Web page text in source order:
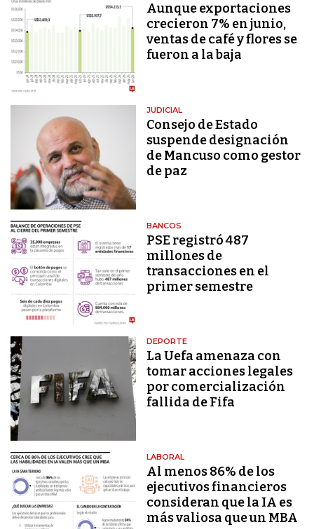
Aunque exportaciones
crecieron 7% en junio,
ventas de café y flores se
fueron a la baja
JUDICIAL
Consejo de Estado
suspende designación
de Mancuso como gestor
de paz
BANCOS
PSE registró 487
millones de
transacciones en el
primer semestre
DEPORTE
La Uefa amenaza con
tomar acciones legales
por comercialización
fallida de Fifa
LABORAL
Al menos 86% de los
ejecutivos financieros
consideran que la IA es
más valiosa que un MBA